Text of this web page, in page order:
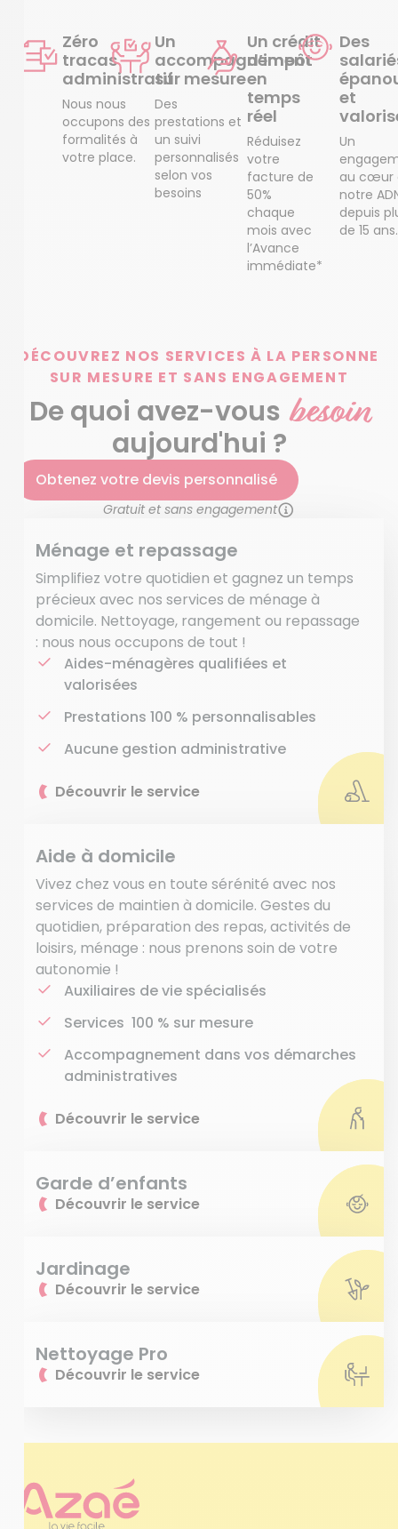
Zéro
tracas
administratif
Nous nous
occupons des
formalités à
votre place.
Un
accompagnement
sur mesure
Des
prestations et
un suivi
personnalisés
selon vos
besoins
Un crédit
d’impôt
en
temps
réel
Réduisez
votre
facture de
50%
chaque
mois avec
l’Avance
immédiate*
Des
et
Un
au cœur
notre
depuis
de 15 ans.
DÉCOUVREZ NOS SERVICES À LA PERSONNE
SUR MESURE ET SANS ENGAGEMENT
De quoi avez-vous besoin
aujourd'hui ?
Obtenez votre devis personnalisé
Gratuit et sans engagement
Ménage et repassage
Simplifiez votre quotidien et gagnez un temps
précieux avec nos services de ménage à
domicile. Nettoyage, rangement ou repassage
: nous nous occupons de tout !
Aides-ménagères qualifiées et
valorisées
Prestations 100 % personnalisables
Aucune gestion administrative
Découvrir le service
Aide à domicile
Vivez chez vous en toute sérénité avec nos
services de maintien à domicile. Gestes du
quotidien, préparation des repas, activités de
loisirs, ménage : nous prenons soin de votre
autonomie !
Auxiliaires de vie spécialisés
Services 100 % sur mesure
Accompagnement dans vos démarches
administratives
Découvrir le service
Garde d’enfants
Découvrir le service
Jardinage
Découvrir le service
Nettoyage Pro
Découvrir le service